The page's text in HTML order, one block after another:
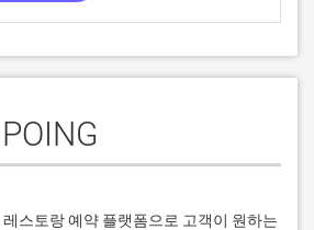
레스토랑 예약 플랫폼으로 고객이 원하는